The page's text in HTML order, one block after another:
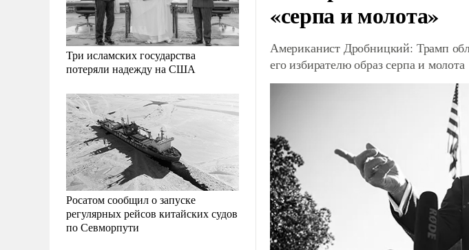
Три исламских государства
потеряли надежду на США
Росатом сообщил о запуске
регулярных рейсов китайских судов
по Севморпути
«серпа и молота»
Американист Дробницкий: Трамп
его избирателю образ серпа и молота